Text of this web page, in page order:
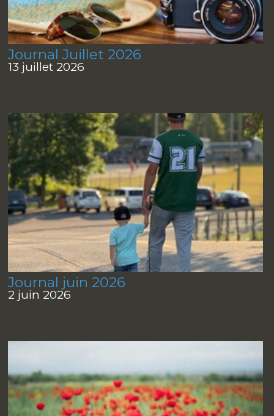
Journal Juillet 2026
13 juillet 2026
Journal juin 2026
2 juin 2026